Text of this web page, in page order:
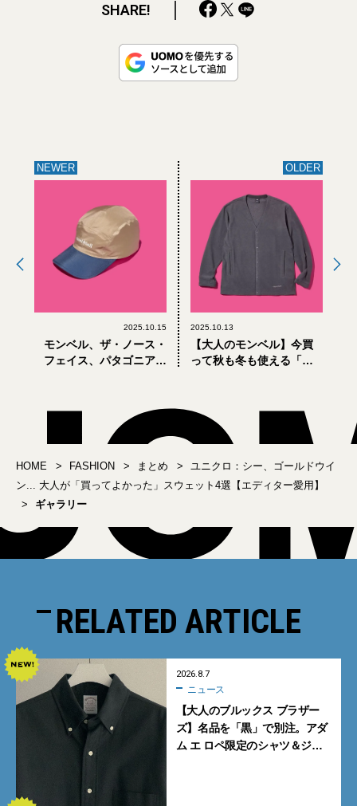
SHARE!
NEWER
2025.10.15
モンベル、ザ・ノース・
フェイス、パタゴニア。
選
OLDER
2025.10.13
【大人のモンベル】今買
って秋も冬も使える「コ
HOME FASHION まとめ
ユニクロ：シー、ゴールドウイ
ン... 大人が「買ってよかった」スウェット4選【エディター愛用】
ギャラリー
RELATED ARTICLE
2026.8.7
ニュース
【大人のブルックス ブラザー
ズ】名品を「黒」で別注。アダ
ム エ ロペ限定のシャツ＆ジャ